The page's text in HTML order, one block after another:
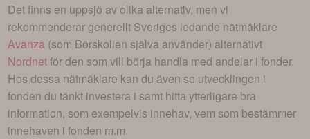
Det finns en uppsjö av olika alternativ, men vi
rekommenderar generellt Sveriges ledande nätmäklare
Avanza (som Börskollen själva använder) alternativt
Nordnetför den som vill börja handla med andelar ifonder.
Hos dessa nätmäklare kan du även se utvecklingen i
fonden du tänkt investera i samt hitta ytterligare bra
information, som exempelvis innehav, vem som bestämmer
innehaven i fonden m.m.